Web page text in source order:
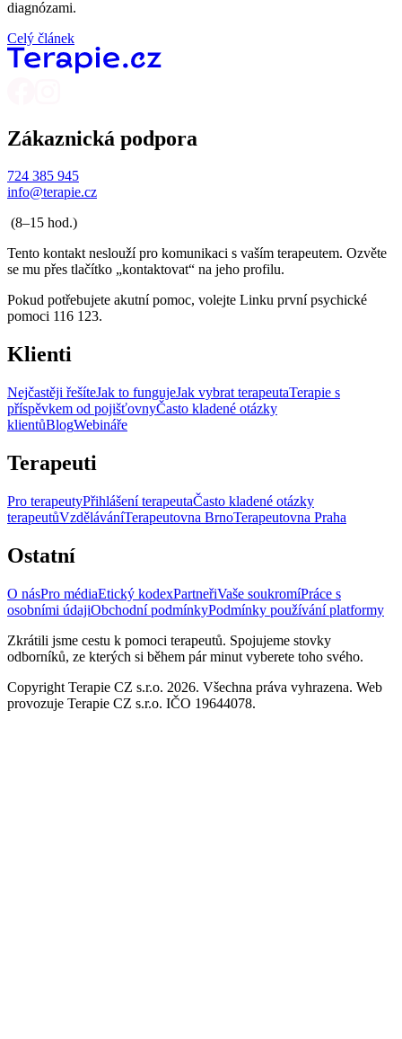
diagnózami.
Celý článek
Zákaznická podpora
724 385 945
info@terapie.cz
(8–15 hod.)
Tento kontakt neslouží pro komunikaci s vaším terapeutem. Ozvěte
se mu přes tlačítko „kontaktovat“ na jeho profilu.
Pokud potřebujete akutní pomoc, volejte Linku první psychické
pomoci 116 123.
Klienti
Nejčastěji řešíteJak to fungujeJak vybrat terapeutaTerapie s
příspěvkem od pojišťovnyČasto kladené otázky
klientůBlogWebináře
Terapeuti
Pro terapeutyPřihlášení terapeutaČasto kladené otázky
terapeutůVzděláváníTerapeutovna BrnoTerapeutovna Praha
Ostatní
O násPro médiaEtický kodexPartneřiVaše soukromíPráce s
osobními údajiObchodní podmínkyPodmínky používání platformy
Zkrátili jsme cestu k pomoci terapeutů. Spojujeme stovky
odborníků, ze kterých si během pár minut vyberete toho svého.
Copyright Terapie CZ s.r.o. 2026. Všechna práva vyhrazena. Web
provozuje Terapie CZ s.r.o. IČO 19644078.